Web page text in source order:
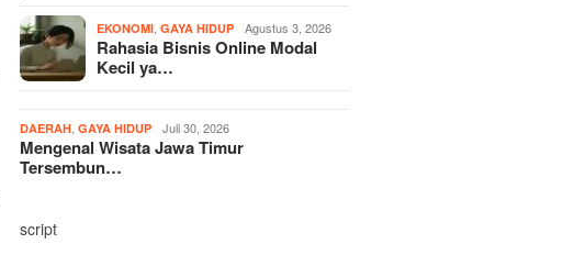
EKONOMI ,GAYA HIDUP Agustus 3, 2026
Rahasia Bisnis Online Modal
Kecil ya…
DAERAH ,GAYA HIDUP Juli 30, 2026
Mengenal Wisata Jawa Timur
Tersembun…
script